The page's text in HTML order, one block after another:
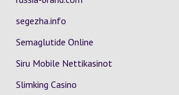
segezha.info
Semaglutide Online
Siru Mobile Nettikasinot
Slimking Casino